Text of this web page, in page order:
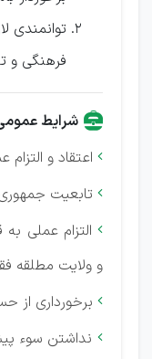
توانمندی
فرهنگی و
شرایط
 اعتقاد و
 تابعیت
 التزام عملی
و ولایت مطلقه
 برخورداری
 نداشتن سوء